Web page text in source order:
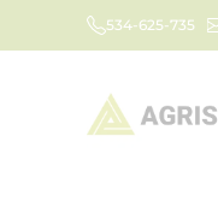
534-625-735